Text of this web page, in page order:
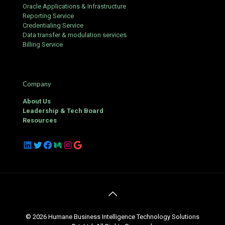
Oracle Applications & Infrastructure
Reporting Service
Credentialing Service
Data transfer & modulation services
Billing Service
Company
About Us
Leadership & Tech Board
Resources
LinkedIn
Twitter
Facebook
Medium
Instagram
Google
© 2026 Humane Business Intelligence Technology Solutions